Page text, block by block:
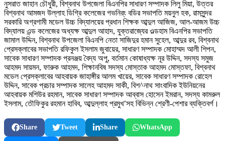
নুসরাত জাহান চৌধুরী, বিশ্বনাথ উপজেলা বিএনপির সাধারণ সম্পাদক লিলু মিয়া, উত্তর
বিশ্বনাথ আমজদ উল্লাহ ডিগ্রি কলেজের গভনির্ং বডির সভাপতি ময়নুল হক, রামসুন্দর
সরকারি অগ্রগামী মডেল উচ্চ বিদ্যালয়ের প্রধান শিক্ষক আব্দুল আজিজ, আল-আজম উচ্চ
বিদ্যালয় এন্ড কলেজের অধ্যক্ষ আব্দুল আহাদ, যুক্তরাজ্যের ওল্ডহাম বিএনপির সভাপতি
জামাল উদ্দিন, বিশ্বনাথ উপজেলা বিএনপি নেতা সাজিদুর হমান সুহেল, আব্দুর রব, বিশ্বনাথ
প্রেসক্লাবের সভাপতি রফিকুল ইসলাম জুবায়ের, সাধারণ সম্পাদক মোহাম্মদ আলী শিপন,
সাবেক সাধারণ সম্পাদক প্রনঞ্জয় বৈদ্য অপু, বর্তমান কোষাধ্যক্ষ নূর উদ্দিন, সদস্য সমুজ
আহমদ সায়মন, ফারুক আহমদ, শিক্ষানবিষ সদস্য মোস্তাক আহমদ মোস্তফা, বিশ্বনাথ
মডেল প্রেসক্লাবের আহবায়ক জাহাঙ্গীর আলম খায়ের, সাবেক সাধারণ সম্পাদক রোহেল
উদ্দিন, সাবেক প্রচার সম্পাদক সালেহ আহমদ সাকী, বিশ^নাথ সাংবাদিক ইউনিয়নের
আহবায়ক মশিউর রহমান, সাবেক সাধারণ সম্পাদক আব্বাস হোসেন ইমরান, সদস্য কামরুল
ইসলাম, তৌফিকুর রহমান হাবিব, আব্দুল্লাহ প্রমুখ’সহ বিভিন্ন শ্রেণী-পেশার ব্যক্তিবর্গ।
Share Tweet Share WhatsApp